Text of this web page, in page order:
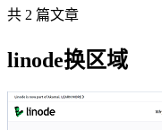
共 2 篇文章
linode换区域